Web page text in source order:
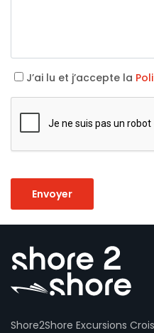
J’ai lu et j’accepte la
Shore2Shore Excursions